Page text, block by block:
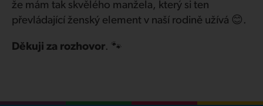
že mám tak skvělého manžela, který si ten
převládající ženský element v naší rodině užívá 😊.
Děkuji za rozhovor. 🐾